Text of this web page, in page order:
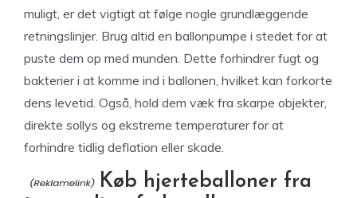
muligt, er det vigtigt at følge nogle grundlæggende
retningslinjer. Brug altid en ballonpumpe i stedet for at
puste dem op med munden. Dette forhindrer fugt og
bakterier i at komme ind i ballonen, hvilket kan forkorte
dens levetid. Også, hold dem væk fra skarpe objekter,
direkte sollys og ekstreme temperaturer for at
forhindre tidlig deflation eller skade.
Køb hjerteballoner fra